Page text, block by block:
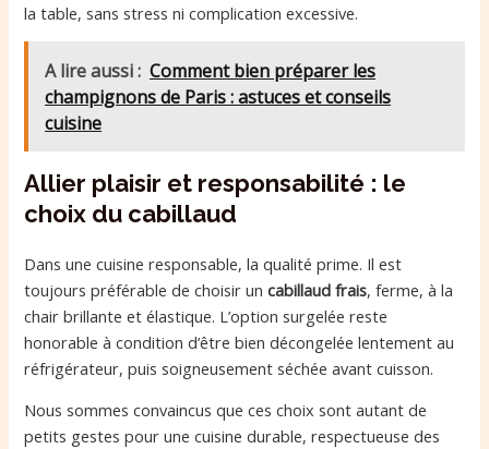
la table, sans stress ni complication excessive.
A lire aussi : Comment bien préparer les
champignons de Paris : astuces et conseils
cuisine
Allier plaisir et responsabilité : le
choix du cabillaud
Dans une cuisine responsable, la qualité prime. Il est
toujours préférable de choisir uncabillaud frais, ferme, à la
chair brillante et élastique. L’option surgelée reste
honorable à condition d’être bien décongelée lentement au
réfrigérateur, puis soigneusement séchée avant cuisson.
Nous sommes convaincus que ces choix sont autant de
petits gestes pour une cuisine durable, respectueuse des